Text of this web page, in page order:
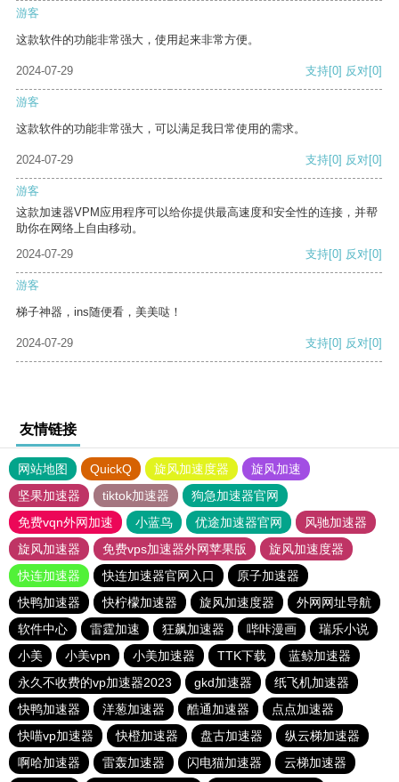
游客
这款软件的功能非常强大，使用起来非常方便。
2024-07-29 支持[0] 反对[0]
游客
这款软件的功能非常强大，可以满足我日常使用的需求。
2024-07-29 支持[0] 反对[0]
游客
这款加速器VPM应用程序可以给你提供最高速度和安全性的连接，并帮
助你在网络上自由移动。
2024-07-29
支持[0] 反对[0]
游客
梯子神器，ins随便看，美美哒！
2024-07-29 支持[0] 反对[0]
友情链接
网站地图 QuickQ 旋风加速度器
旋风加速
坚果加速器
tiktok加速器
狗急加速器官网
免费vqn外网加速
小蓝鸟 优途加速器官网
风驰加速器
旋风加速器
免费vps加速器外网苹果版
旋风加速度器
快连加速器
快连加速器官网入口
原子加速器
快鸭加速器
快柠檬加速器 旋风加速度器
外网网址导航
软件中心
雷霆加速 狂飙加速器 哔咔漫画
瑞乐小说
小美
小美vpn 小美加速器 TTK下载
蓝鲸加速器
永久不收费的vp加速器2023
gkd加速器
纸飞机加速器
快鸭加速器
洋葱加速器 酷通加速器
点点加速器
快喵vp加速器
快橙加速器 盘古加速器
纵云梯加速器
啊哈加速器
雷轰加速器 闪电猫加速器 云梯加速器